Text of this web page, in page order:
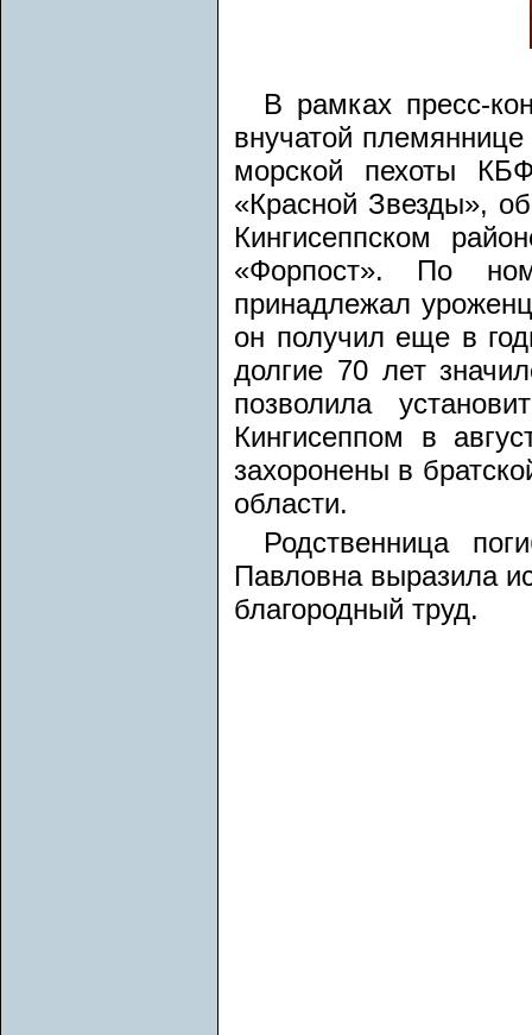
В рамках пресс-
внучатой
морской пехоты
«Красной Звезды»,
Кингисеппском
«Форпост». По
принадлежал
он получил еще в
долгие 70 лет
позволила
Кингисеппом в
захоронены в
области.
Родственница
Павловна выразила
благородный труд.